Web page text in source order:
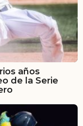
años
de la Serie